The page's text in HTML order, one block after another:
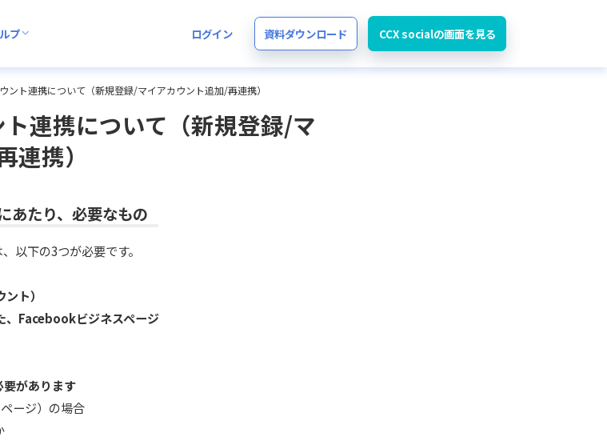
プ ログイン 資料ダウンロード CCX socialの画面を見る
ント連携について（新規登録/マイアカウント追加/再連携）
連携について（新規登録/マ
携）
あたり、必要なもの
以下の3つが必要です。
ト）
Facebookビジネスページ
があります
ージ）の場合